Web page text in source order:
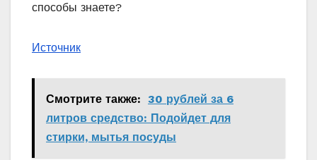
способы знаете?
Источник
Смотрите также: 30 рублей за 6
литров средство: Подойдет для
стирки, мытья посуды